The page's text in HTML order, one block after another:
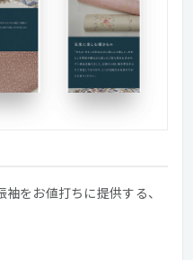
をお値打ちに提供する、